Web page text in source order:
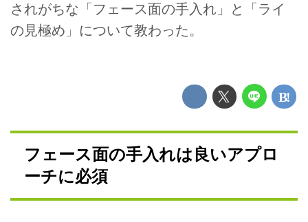
されがちな「フェース面の手入れ」と「ライ
の見極め」について教わった。
フェース面の手入れは良いアプロ
ーチに必須